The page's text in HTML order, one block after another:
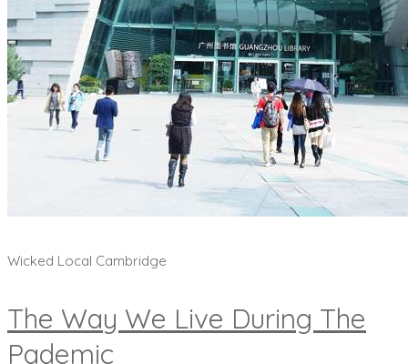
Wicked Local Cambridge
The Way We Live During The
Pademic